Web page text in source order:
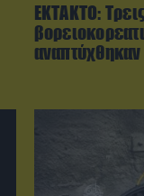
ΕΚΤΑΚΤΟ: